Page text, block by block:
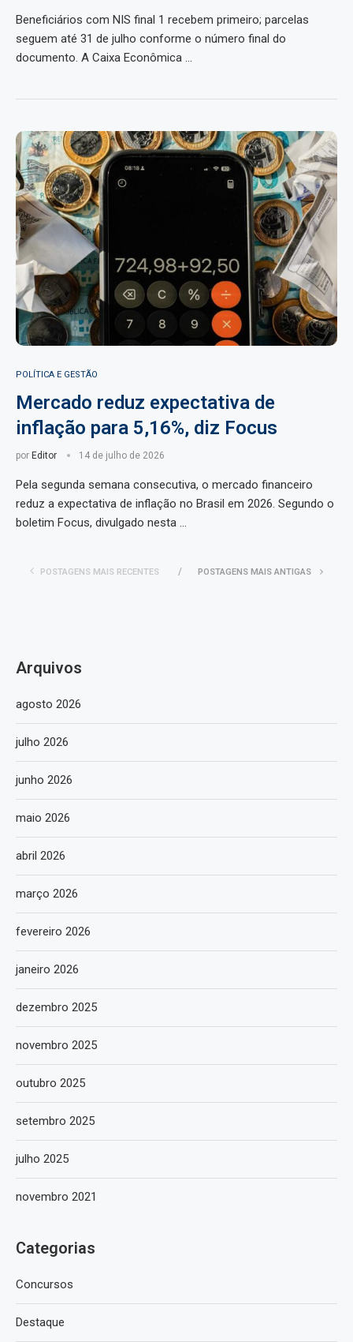
Beneficiários com NIS final 1 recebem primeiro; parcelas
seguem até 31 de julho conforme o número final do
documento. A Caixa Econômica …
POLÍTICA E GESTÃO
Mercado reduz expectativa de
inflação para 5,16%, diz Focus
por Editor 14 de julho de 2026
Pela segunda semana consecutiva, o mercado financeiro
reduz a expectativa de inflação no Brasil em 2026. Segundo o
boletim Focus, divulgado nesta …
POSTAGENS MAIS RECENTES POSTAGENS MAIS ANTIGAS
Arquivos
agosto 2026
julho 2026
junho 2026
maio 2026
abril 2026
março 2026
fevereiro 2026
janeiro 2026
dezembro 2025
novembro 2025
outubro 2025
setembro 2025
julho 2025
novembro 2021
Categorias
Concursos
Destaque